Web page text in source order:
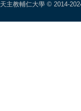
天主教輔仁大學 © 2014-